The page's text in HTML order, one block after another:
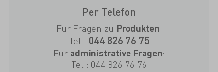
Per Telefon
Für Fragen zu Produkten:
Tel.: 044 826 76 75
Für administrative Fragen:
Tel.: 044 826 76 76